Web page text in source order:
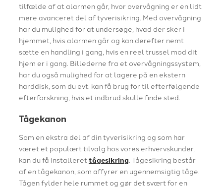
tilfælde af at alarmen går, hvor overvågning er en lidt
mere avanceret del af tyverisikring. Med overvågning
har du mulighed for at undersøge, hvad der sker i
hjemmet, hvis alarmen går og kan derefter nemt
sætte en handling i gang, hvis en reel trussel mod dit
hjem er i gang. Billederne fra et overvågningssystem,
har du også mulighed for at lagere på en ekstern
harddisk, som du evt. kan få brug for til efterfølgende
efterforskning, hvis et indbrud skulle finde sted.
Tågekanon
Som en ekstra del af din tyverisikring og som har
været et populært tilvalg hos vores erhvervskunder,
kan du få installeret tågesikring . Tågesikring består
af en tågekanon, som affyrer en ugennemsigtig tåge.
Tågen fylder hele rummet og gør det svært for en